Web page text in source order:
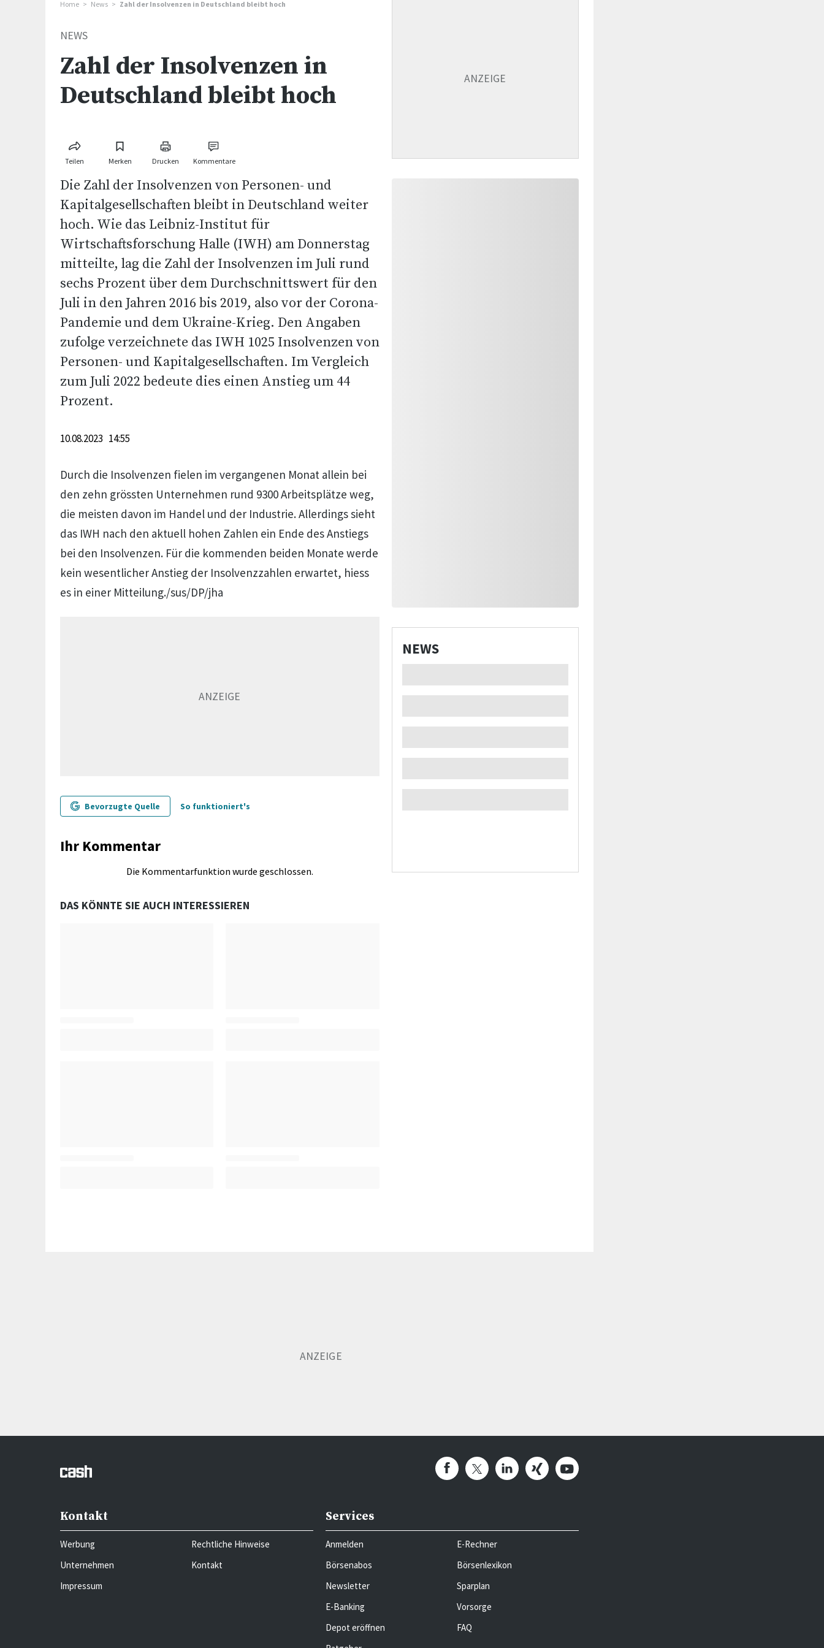
Home News Zahl der Insolvenzen in Deutschland bleibt hoch
NEWS
Zahl der Insolvenzen in
Deutschland bleibt hoch
Teilen Merken Drucken Kommentare
Die Zahl der Insolvenzen von Personen- und
Kapitalgesellschaften bleibt in Deutschland weiter
hoch. Wie das Leibniz-Institut für
Wirtschaftsforschung Halle (IWH) am Donnerstag
mitteilte, lag die Zahl der Insolvenzen im Juli rund
sechs Prozent über dem Durchschnittswert für den
Juli in den Jahren 2016 bis 2019, also vor der Corona-
Pandemie und dem Ukraine-Krieg. Den Angaben
zufolge verzeichnete das IWH 1025 Insolvenzen von
Personen- und Kapitalgesellschaften. Im Vergleich
zum Juli 2022 bedeute dies einen Anstieg um 44
Prozent.
10.08.2023 14:55
Durch die Insolvenzen fielen im vergangenen Monat allein bei
den zehn grössten Unternehmen rund 9300 Arbeitsplätze weg,
die meisten davon im Handel und der Industrie. Allerdings sieht
das IWH nach den aktuell hohen Zahlen ein Ende des Anstiegs
bei den Insolvenzen. Für die kommenden beiden Monate werde
kein wesentlicher Anstieg der Insolvenzzahlen erwartet, hiess
es in einer Mitteilung./sus/DP/jha
Bevorzugte Quelle So funktioniert's
Ihr Kommentar
Die Kommentarfunktion wurde geschlossen.
DAS KÖNNTE SIE AUCH INTERESSIEREN
NEWS
Kontakt
Werbung
Unternehmen
Impressum
Rechtliche Hinweise
Kontakt
Services
Anmelden
Börsenabos
Newsletter
E-Banking
Depot eröffnen
E-Rechner
Börsenlexikon
Sparplan
Vorsorge
FAQ